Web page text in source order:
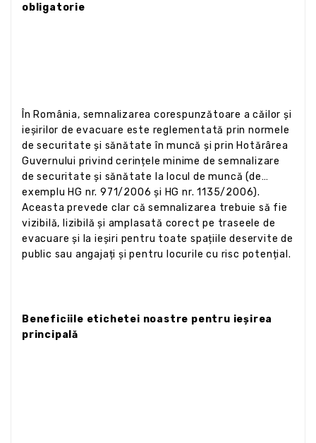
obligatorie
În România, semnalizarea corespunzătoare a căilor și
ieșirilor de evacuare este reglementată prin normele
de securitate și sănătate în muncă și prin Hotărârea
Guvernului privind cerințele minime de semnalizare
de securitate și sănătate la locul de muncă (de
exemplu HG nr. 971/2006 și HG nr. 1135/2006).
Aceasta prevede clar că semnalizarea trebuie să fie
vizibilă, lizibilă și amplasată corect pe traseele de
evacuare și la ieșiri pentru toate spațiile deservite de
public sau angajați și pentru locurile cu risc potențial.
Beneficiile etichetei noastre pentru ieșirea
principală